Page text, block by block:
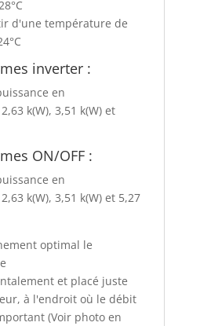
d'une température de
inverter :
en
k(W), 3,51 k(W) et
ON/OFF :
en
k(W), 3,51 k(W) et 5,27
optimal le
et placé juste
à l'endroit où le débit
(Voir photo en